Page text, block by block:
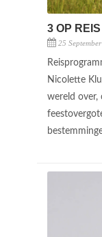
3 OP REIS
25
Nicolette
wereld over,